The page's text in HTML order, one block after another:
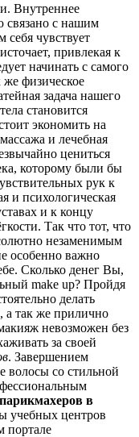
Внутреннее
связано с нашим
чувствует
привлекая к
начинать с самого
же физическое
задача нашего
становится
экономить на
и лечебная
цениться
которому были бы
рук к
и психологическая
и к концу
Так что тот, что
незаменимым
особенно важно
Сколько денег Вы,
make up? Пройдя
делать
а так же прилично
невозможен без
за своей
. Завершением
волосы со стильной
в
учебных центров
портале